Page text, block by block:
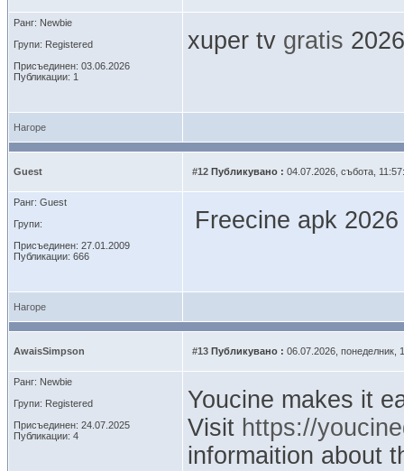
Ранг: Newbie
Групи: Registered
Присъединен: 03.06.2026
Публикации: 1
xuper tv gratis 2026
Нагоре
Guest #12 Публикувано : 04.07.2026, събота,
Ранг: Guest
Групи:
Присъединен: 27.01.2009
Публикации: 666
Freecine apk
Нагоре
AwaisSimpson #13 Публикувано : 06.07.2026, понеделник,
Ранг: Newbie
Групи: Registered
Присъединен: 24.07.2025
Публикации: 4
Youcine makes it
Visit https://
informaition about